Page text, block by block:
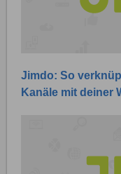
Jimdo: So
Kanäle mit deiner